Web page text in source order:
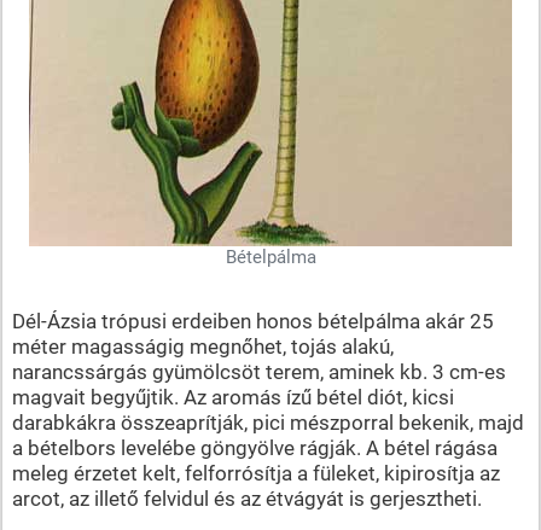
Bételpálma
Dél-Ázsia trópusi erdeiben honos bételpálma akár 25
méter magasságig megnőhet, tojás alakú,
narancssárgás gyümölcsöt terem, aminek kb. 3 cm-es
magvait begyűjtik. Az aromás ízű bétel diót, kicsi
darabkákra összeaprítják, pici mészporral bekenik, majd
a bételbors levelébe göngyölve rágják. A bétel rágása
meleg érzetet kelt, felforrósítja a füleket, kipirosítja az
arcot, az illető felvidul és az étvágyát is gerjesztheti.